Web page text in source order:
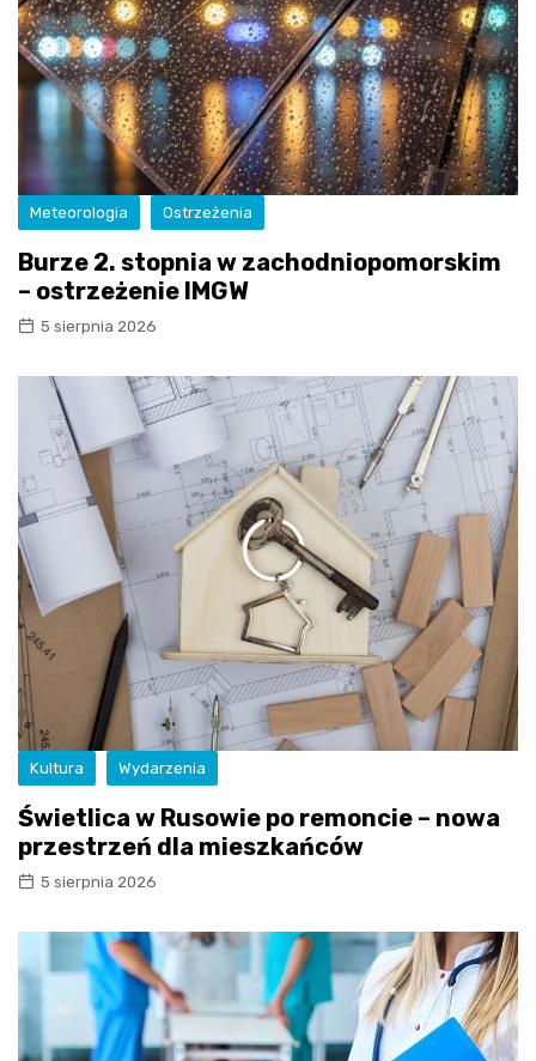
Meteorologia Ostrzeżenia
Burze 2. stopnia w zachodniopomorskim
– ostrzeżenie IMGW
5 sierpnia 2026
Kultura Wydarzenia
Świetlica w Rusowie po remoncie – nowa
przestrzeń dla mieszkańców
5 sierpnia 2026